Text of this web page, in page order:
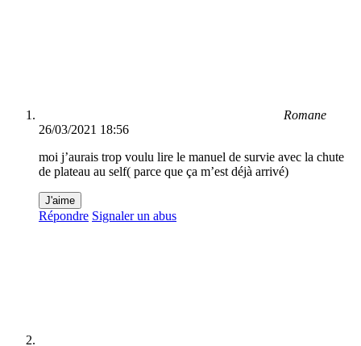
Romane
26/03/2021 18:56
moi j’aurais trop voulu lire le manuel de survie avec la chute
de plateau au self( parce que ça m’est déjà arrivé)
J'aime
Répondre Signaler un abus